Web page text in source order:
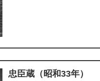
忠臣蔵（昭和33年）